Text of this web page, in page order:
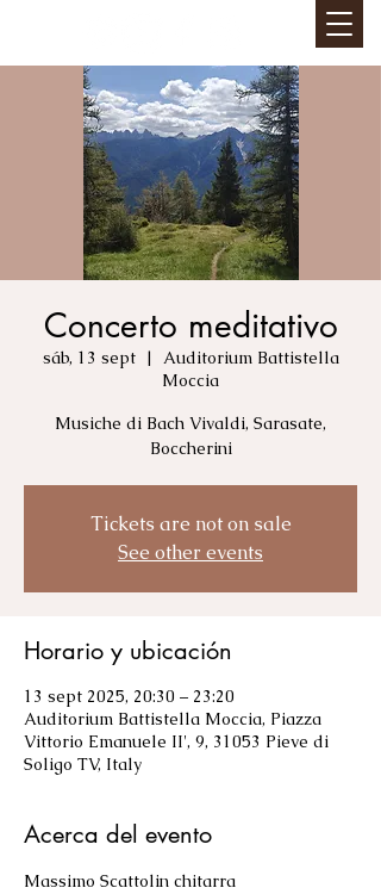
Concerto meditativo
sáb, 13 sept
  |
Auditorium Battistella
Moccia
Musiche di Bach Vivaldi, Sarasate,
Boccherini
Tickets are not on sale
See other events
Horario y ubicación
13 sept 2025, 20:30 – 23:20
Auditorium Battistella Moccia, Piazza
Vittorio Emanuele II', 9, 31053 Pieve di
Soligo TV, Italy
Acerca del evento
Massimo Scattolin chitarra